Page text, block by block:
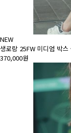
NEW
생로랑 25FW 미디엄 박
370,000원